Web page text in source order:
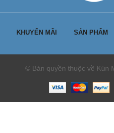
KHUYẾN MÃI SẢN PHẨM
© Bản quyền thuộc về Kún